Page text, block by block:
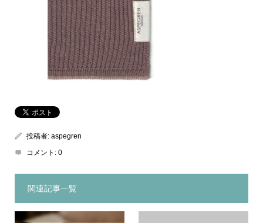
投稿者: aspegren
コメント: 0
関連記事一覧